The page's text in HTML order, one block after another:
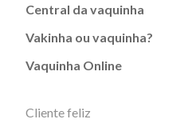
Central da vaquinha
Vakinha ou vaquinha?
Vaquinha Online
Cliente feliz